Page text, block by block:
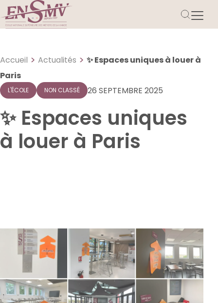
Accueil > Actualités > ✨ Espaces uniques à louer à
Paris
L'ÉCOLE NON CLASSÉ 26 SEPTEMBRE 2025
✨ Espaces uniques
à louer à Paris